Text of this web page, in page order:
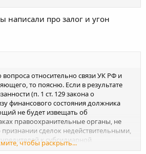
написали про залог и угон
вопроса относительно связи УК РФ и
то поясню. Если в результате
(п. 1 ст. 129 закона о
финансового состояния должника
не будет извещать об
правоохранительные органы, не
признании сделок недействительными,
к субсидиарной
он об этом промолчит. А это
чтобы раскрыть...